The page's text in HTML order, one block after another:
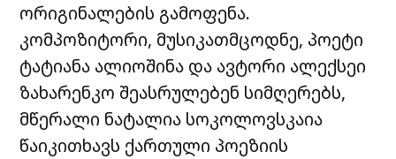
ორიგინალების გამოფენა.
კომპოზიტორი, მუსიკათმცოდნე, პოეტი
ტატიანა ალიოშინა და ავტორი ალექსეი
ზახარენკო შეასრულებენ სიმღერებს,
მწერალი ნატალია სოკოლოვსკაია
წაიკითხავს ქართული პოეზიის